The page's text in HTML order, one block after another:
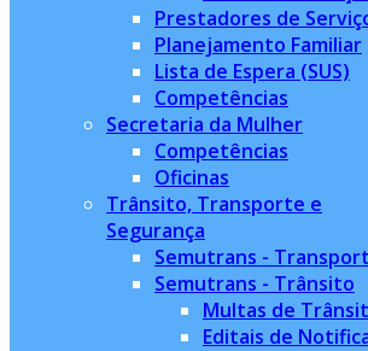
Prestadores de
Planejamento Familiar
Lista de Espera (SUS)
Competências
Secretaria da Mulher
Competências
Oficinas
Trânsito, Transporte e
Segurança
Semutrans -
Semutrans - Trânsito
Multas de
Editais de